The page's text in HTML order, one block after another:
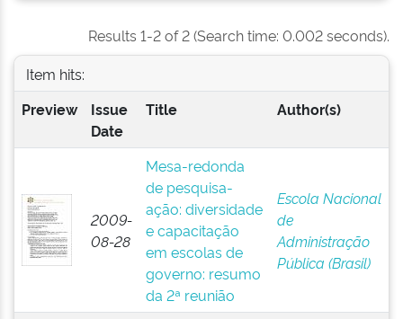
Results 1-2 of 2 (Search time: 0.002 seconds).
Item hits:
Preview
Issue
Date
Title Author(s)
2009-
08-28
Mesa-redonda
de pesquisa-
ação: diversidade
e capacitação
em escolas de
governo: resumo
da 2ª reunião
Escola Nacional
de
Administração
Pública (Brasil)